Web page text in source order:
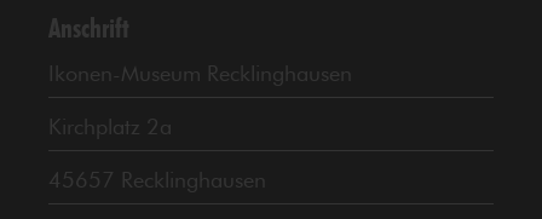
Anschrift
Ikonen-Museum Recklinghausen
Kirchplatz 2a
45657 Recklinghausen